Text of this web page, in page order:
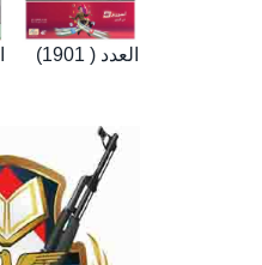
العدد ( 1901)